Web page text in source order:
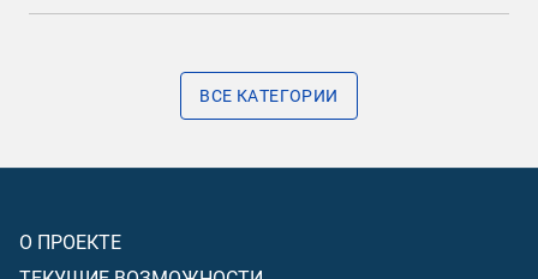
ВСЕ КАТЕГОРИИ
О ПРОЕКТЕ